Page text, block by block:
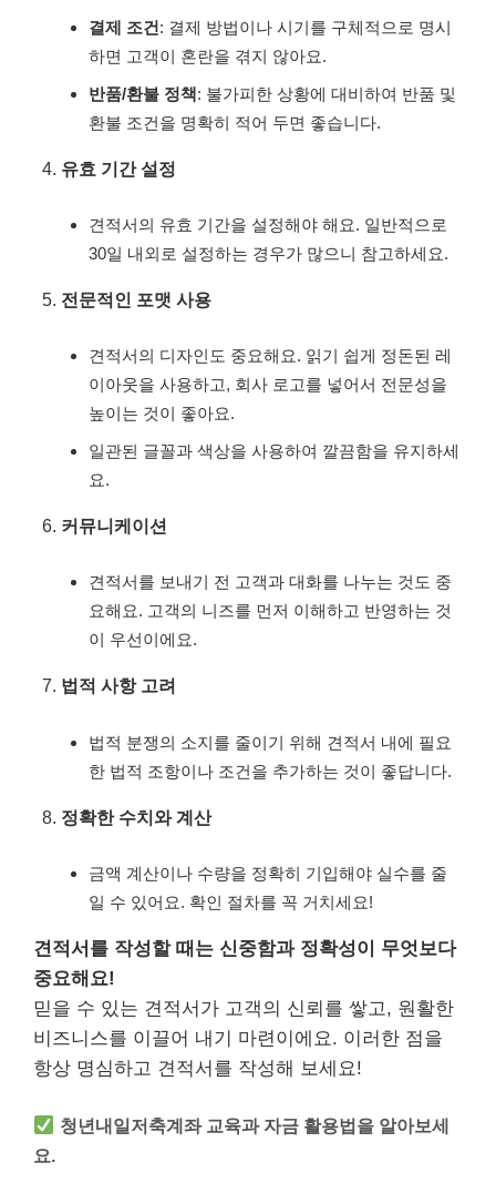
결제 조건: 결제 방법이나 시기를 구체적으로 명시
하면 고객이 혼란을 겪지 않아요.
반품/환불 정책: 불가피한 상황에 대비하여 반품 및
환불 조건을 명확히 적어 두면 좋습니다.
유효 기간 설정
견적서의 유효 기간을 설정해야 해요. 일반적으로
30일 내외로 설정하는 경우가 많으니 참고하세요.
전문적인 포맷 사용
견적서의 디자인도 중요해요. 읽기 쉽게 정돈된 레
이아웃을 사용하고, 회사 로고를 넣어서 전문성을
높이는 것이 좋아요.
일관된 글꼴과 색상을 사용하여 깔끔함을 유지하세
요.
커뮤니케이션
견적서를 보내기 전 고객과 대화를 나누는 것도 중
요해요. 고객의 니즈를 먼저 이해하고 반영하는 것
이 우선이에요.
법적 사항 고려
법적 분쟁의 소지를 줄이기 위해 견적서 내에 필요
한 법적 조항이나 조건을 추가하는 것이 좋답니다.
정확한 수치와 계산
금액 계산이나 수량을 정확히 기입해야 실수를 줄
일 수 있어요. 확인 절차를 꼭 거치세요!
견적서를 작성할 때는 신중함과 정확성이 무엇보다
중요해요!
믿을 수 있는 견적서가 고객의 신뢰를 쌓고, 원활한
비즈니스를 이끌어 내기 마련이에요. 이러한 점을
항상 명심하고 견적서를 작성해 보세요!
청년내일저축계좌 교육과 자금 활용법을 알아보세
요.